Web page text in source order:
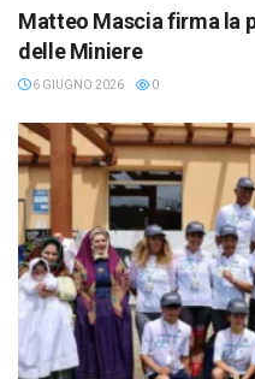
Matteo Mascia firma la
delle Miniere
6 GIUGNO 2026 0